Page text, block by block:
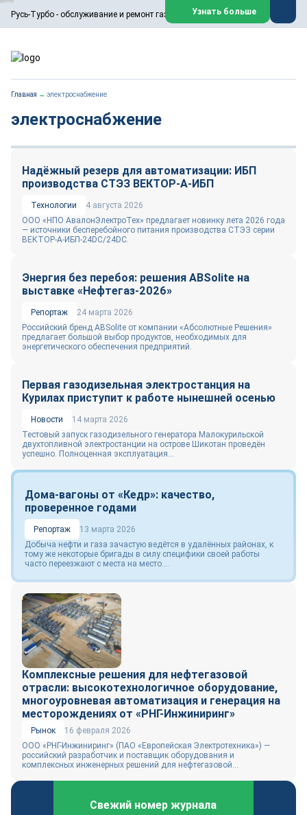
Русь-Турбо - обслуживание и ремонт газовых паровых турбин
ООО «Русь-Турбо» занимается сервисом газовых и паровых
турбин, комплексным ремонтом, восстановлением,
техническим обслуживанием оборудования ТЭС,
работают на нефтегазовых, нефтехимических,
металлургических и других предприятиях.
Реклама. ООО «Русь-Турбо», ИНН 7802588950
Перейти на сайт
Узнать больше
Главная → электроснабжение
электроснабжение
Надёжный резерв для автоматизации: ИБП
производства СТЭЗ ВЕКТОР-А-ИБП
Технологии
4 августа 2026
ООО «НПО АвалонЭлектроТех» предлагает новинку лета 2026 года
— источники бесперебойного питания производства СТЭЗ серии
ВЕКТОР-А-ИБП-24DC/24DC.
Энергия без перебоя: решения ABSolite на
выставке «Нефтегаз-2026»
Репортаж
24 марта 2026
Российский бренд ABSolite от компании «Абсолютные Решения»
предлагает большой выбор продуктов, необходимых для
энергетического обеспечения предприятий.
Первая газодизельная электростанция на
Курилах приступит к работе нынешней осенью
Новости
14 марта 2026
Тестовый запуск газодизельного генератора Малокурильской
двухтопливной электростанции на острове Шикотан проведён
успешно. Полноценная эксплуатация...
Дома-вагоны от «Кедр»: качество,
проверенное годами
Репортаж
13 марта 2026
Добыча нефти и газа зачастую ведётся в удалённых районах, к
тому же некоторые бригады в силу специфики своей работы
часто переезжают с места на место....
Комплексные решения для нефтегазовой
отрасли: высокотехнологичное оборудование,
многоуровневая автоматизация и генерация на
месторождениях от «РНГ-Инжиниринг»
Рынок
16 февраля 2026
ООО «РНГ-Инжиниринг» (ПАО «Европейская Электротехника») —
российский разработчик и поставщик оборудования и
комплексных инженерных решений для нефтегазовой...
Свежий номер журнала